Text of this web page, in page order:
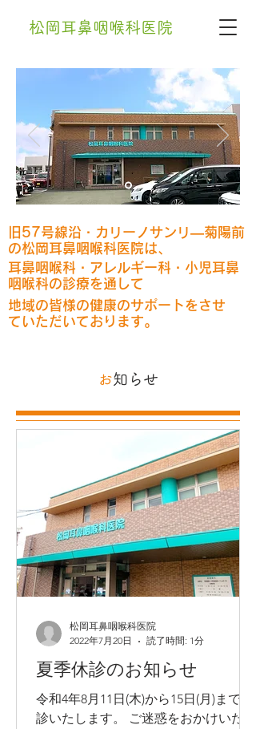
松岡耳鼻咽喉科医院
旧57号線沿・カリーノサンリ―菊陽前
の松岡耳鼻咽喉科医院は、
耳鼻咽喉科・アレルギー科・小児耳鼻
咽喉科の診療を通して
地域の皆様の健康のサポートをさせ
ていただいております。
​お知らせ
夏季休診のお知らせ
令和4年8月11日(木)から15日(月)まで休
診いたします。 ご迷惑をおかけいたし
松岡耳鼻咽喉科医院
2022年7月20日
読了時間: 1分